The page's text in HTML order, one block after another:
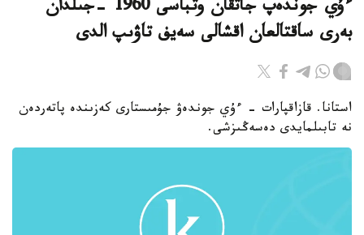
ءۇي جوندەپ جاتقان وتباسى 1960 -جىلدان
بەرى ساقتالعان اقشالى سەيف تاۋىپ الدى
استانا. قازاقپارات - ءۇي جوندەۋ جۇمىستارى كەزىندە پاتەردەن
نە تابىلمايدى دەسەڭىزشى.